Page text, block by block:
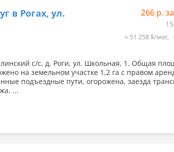
в Рогах, ул.
266 р.
≈ 51 258 $/мес.
с/с, д. Роги, ул. Школьная, 1. Общая
на земельном участке 1,2 га с правом
подъездные пути, огорожена, заезда
...